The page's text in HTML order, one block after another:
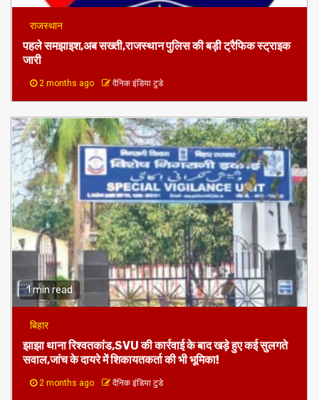
राजस्थान
पहले समझाइश,अब सख्ती,राजस्थान पुलिस की बड़ी ट्रैफिक स्ट्राइक
जारी
2 months ago दैनिक इंडिया टुडे
1 min read
बिहार
झाझा थाना रिश्वतकांड,SVU की कार्रवाई के बाद खड़े हुए कई सुलगते
सवाल,जांच के दायरे में शिकायतकर्ता की भी भूमिका!
2 months ago दैनिक इंडिया टुडे